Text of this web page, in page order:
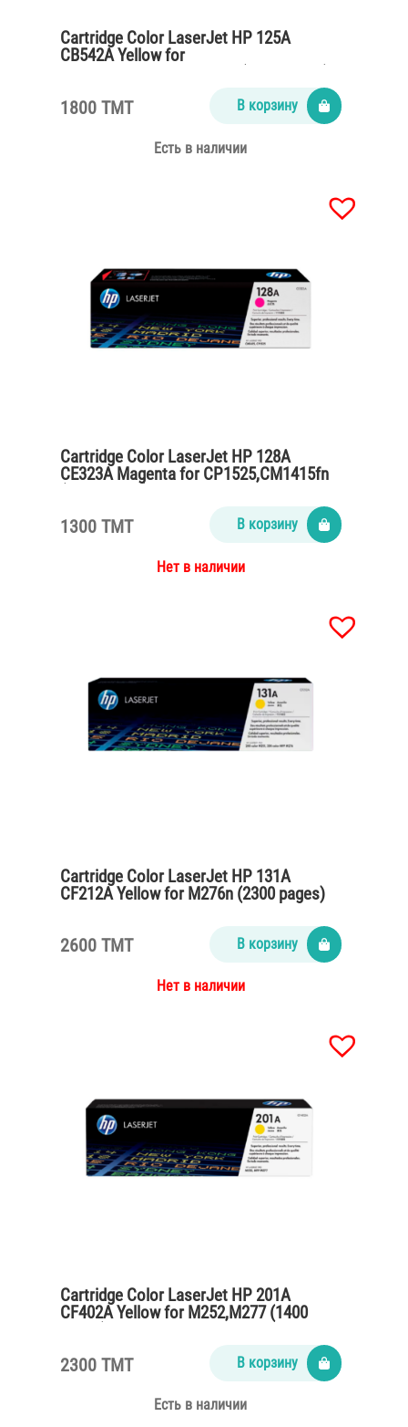
Cartridge Color LaserJet HP 125A
CB542A Yellow for
1800 TMT В корзину
Есть в наличии
Cartridge Color LaserJet HP 128A
CE323A Magenta for CP1525,CM1415fn
1300 TMT В корзину
Нет в наличии
Cartridge Color LaserJet HP 131A
CF212A Yellow for M276n (2300 pages)
2600 TMT В корзину
Нет в наличии
Cartridge Color LaserJet HP 201A
CF402A Yellow for M252,M277 (1400
2300 TMT В корзину
Есть в наличии